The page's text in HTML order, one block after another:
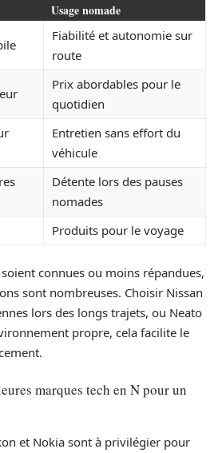
Usage nomade
Fiabilité et autonomie sur
route
Prix abordables pour le
quotidien
Entretien sans effort du
véhicule
Détente lors des pauses
nomades
Produits pour le voyage
soient connues ou moins répandues,
sont nombreuses. Choisir Nissan
lors des longs trajets, ou Neato
propre, cela facilite le
marques tech en N pour un
et Nokia sont à privilégier pour